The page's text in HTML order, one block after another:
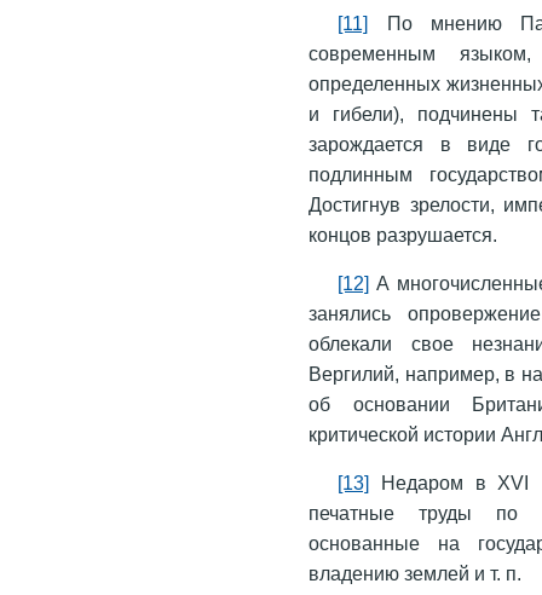
[11] По мнению
современным
определенных
и гибели), подчинены
зарождается в виде
подлинным
Достигнув зрелости,
концов разрушается.
[12] А
занялись
облекали свое
Вергилий, например, в
об основании
критической истории
[13] Недаром в XVI
печатные труды по
основанные на
владению землей и т. п.